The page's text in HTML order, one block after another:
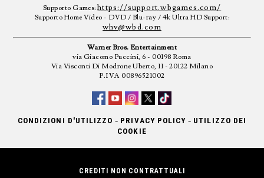
Supporto Games:https://support.wbgames.com/
Supporto Home Video - DVD / Blu-ray / 4k Ultra HD Support:
whv@wbd.com
Warner Bros. Entertainment
via Giacomo Puccini, 6 - 00198 Roma
Via Visconti Di Modrone Uberto, 11 - 20122 Milano
P.IVA 00896521002
CONDIZIONI D'UTILIZZO - PRIVACY POLICY - UTILIZZO DEI
COOKIE
CREDITI NON CONTRATTUALI